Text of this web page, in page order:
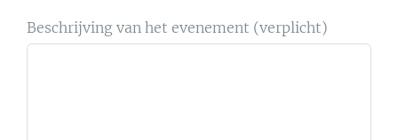
Beschrijving van het evenement (verplicht)